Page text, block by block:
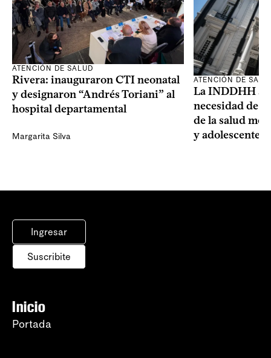
ATENCIÓN DE SALUD
Rivera: inauguraron CTI neonatal
y designaron “Andrés Toriani” al
hospital departamental
Margarita Silva
ATENCIÓN DE
La INDDHH
necesidad de
de la salud
y adolescentes
Ingresar
Suscribite
Inicio
Portada